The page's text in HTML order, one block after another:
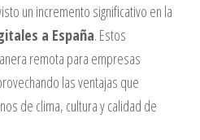
un incremento significativo en la
a España. Estos
remota para empresas
las ventajas que
de clima, cultura y calidad de